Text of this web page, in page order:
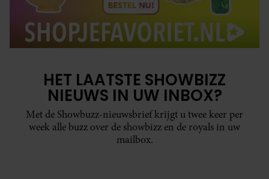
HET LAATSTE SHOWBIZZ
NIEUWS IN UW INBOX?
Met de Showbuzz-nieuwsbrief krijgt u twee keer per
week alle buzz over de showbizz en de royals in uw
mailbox.